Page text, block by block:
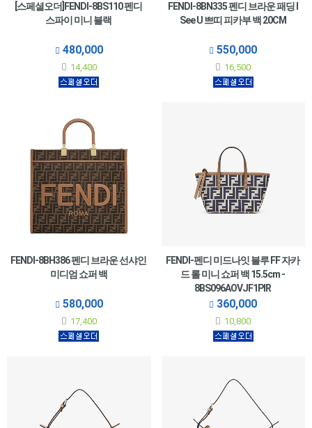
[스페셜오더]FENDI-8BS110 펜디
스파이 미니 블랙
480,000
14,400
FENDI-8BN335 펜디 브라운 패딩 I
See U 쁘띠 피카부 백 20CM
550,000
16,500
FENDI-8BH386 펜디 브라운 선샤인
미디엄 쇼퍼 백
580,000
17,400
FENDI-펜디 미드나잇 블루 FF 자카
드 롤 미니 쇼퍼 백 15.5cm -
8BS096AOVJF1PIR
360,000
10,800